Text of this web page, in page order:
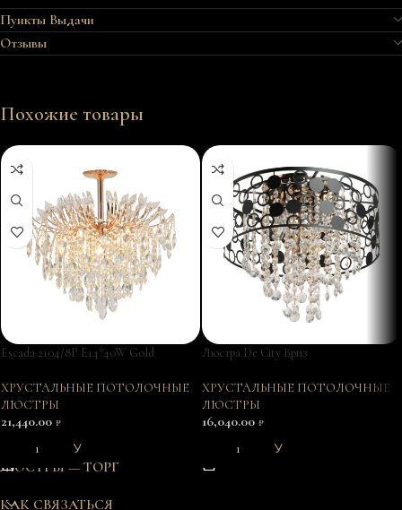
Пункты Выдачи
Отзывы
Похожие товары
Escada 2104/8P E14*40W Gold
ХРУСТАЛЬНЫЕ ПОТОЛОЧНЫЕ
ЛЮСТРЫ
21,440.00 ₽
В КОРЗИНУ
Люстра De City Бриз
ХРУСТАЛЬНЫЕ ПОТОЛОЧНЫЕ
ЛЮСТРЫ
16,040.00 ₽
В КОРЗИНУ
ЛЮСТРЫ — ТОРГ
КАК СВЯЗАТЬСЯ